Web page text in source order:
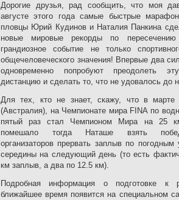
Дорогие друзья, рад сообщить, что моя
августе этого года самые быстрые
пловцы Юрий Кудинов и Наталия Панкина
новые мировые рекорды по
грандиозное событие не только
общечеловеческого значения! Впервые два
одновременно попробуют преодолеть
дистанцию и сделать то, что не удовалось до
Для тех, кто не знает, скажу, что в
(Австралия), на Чемпионате мира FINA по
пятый раз стал Чемпионом Мира на 25
помешало тогда Наташе взять
организаторов прервать заплыв по
середины на следующий день (то есть
км заплыв, а два по 12.5 км).
Подробная информация о подготовке к
ближайшее время появится на специальном